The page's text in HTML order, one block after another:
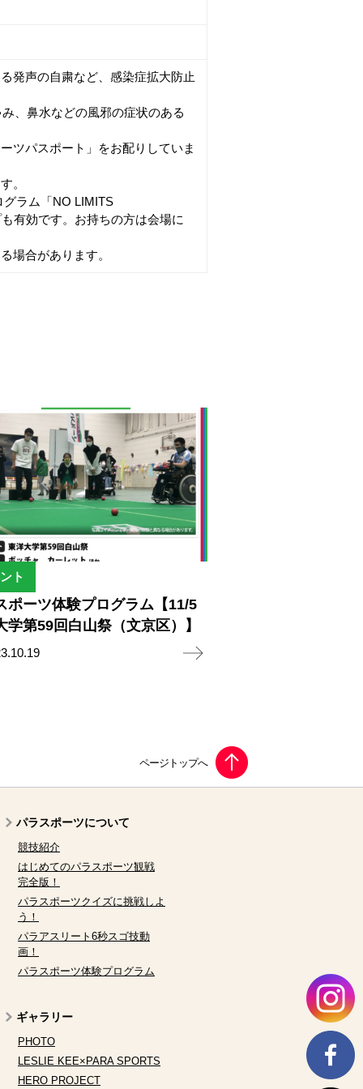
発声の自粛など、感染症拡大防止
、鼻水などの風邪の症状のある
ツパスポート」をお配りしていま
。
グラム「NO LIMITS
有効です。お持ちの方は会場に
場合があります。
ト
ポーツ体験プログラム【11/5
学第59回白山祭（文京区）】
パラスポーツについて
競技紹介
はじめてのパラスポーツ観戦
完全版！
パラスポーツクイズに挑戦しよ
う！
パラアスリート6秒スゴ技動
画！
パラスポーツ体験プログラム
ギャラリー
PHOTO
LESLIE KEE×PARA SPORTS
HERO PROJECT